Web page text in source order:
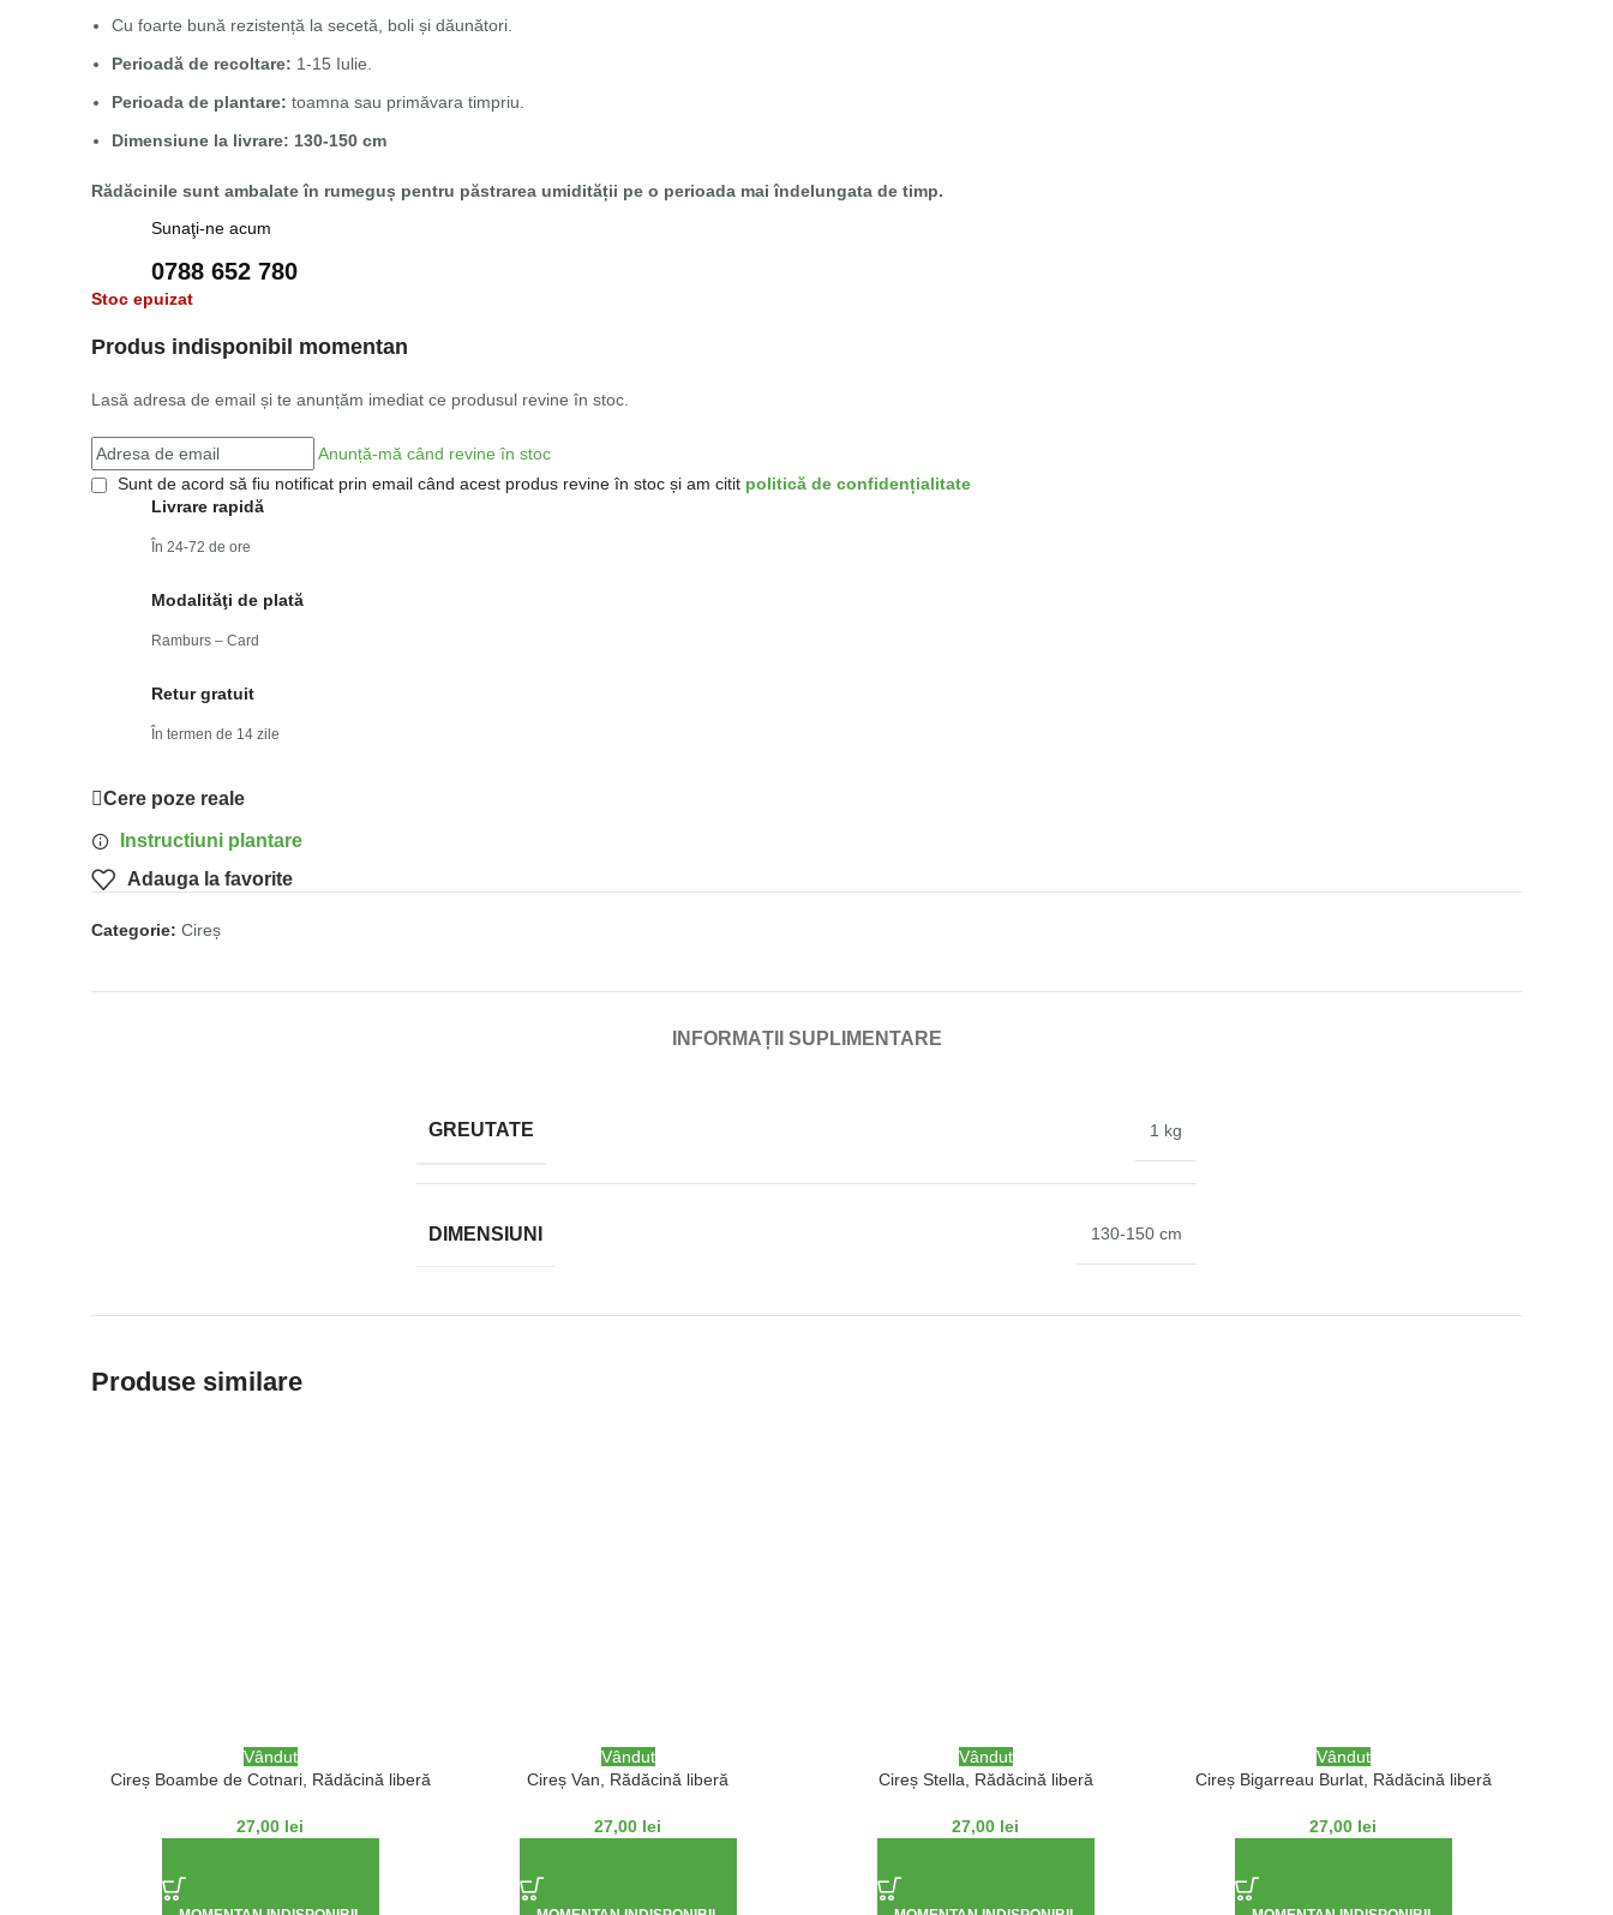
Cu foarte bună rezistență la secetă, boli și dăunători.
Perioadă de recoltare: 1-15 Iulie.
Perioada de plantare: toamna sau primăvara timpriu.
Dimensiune la livrare: 130-150 cm
Rădăcinile sunt ambalate în rumeguș pentru păstrarea umidității pe o perioada mai îndelungata de timp.
Sunaţi-ne acum
0788 652 780
Stoc epuizat
Produs indisponibil momentan
Lasă adresa de email și te anunțăm imediat ce produsul revine în stoc.
Anunță-mă când revine în stoc
Sunt de acord să fiu notificat prin email când acest produs revine în stoc și am citit politică de confidențialitate
Livrare rapidă
În 24-72 de ore
Modalităţi de plată
Ramburs – Card
Retur gratuit
În termen de 14 zile
Cere poze reale
Instructiuni plantare
Adauga la favorite
Categorie: Cireș
INFORMAȚII SUPLIMENTARE
GREUTATE 1 kg
DIMENSIUNI 130-150 cm
Produse similare
Vândut
Cireș Boambe de Cotnari, Rădăcină liberă
27,00 lei
Vândut
Cireș Van, Rădăcină liberă
27,00 lei
Vândut
Cireș Stella, Rădăcină liberă
27,00 lei
Vândut
Cireș Bigarreau Burlat, Rădăcină liberă
27,00 lei